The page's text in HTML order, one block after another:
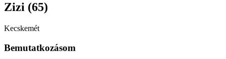
Zizi (65)
Kecskemét
Bemutatkozásom